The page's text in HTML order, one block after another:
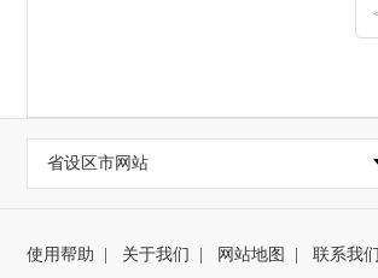
省设区市网站
使用帮助 关于我们 网站地图 联系我们